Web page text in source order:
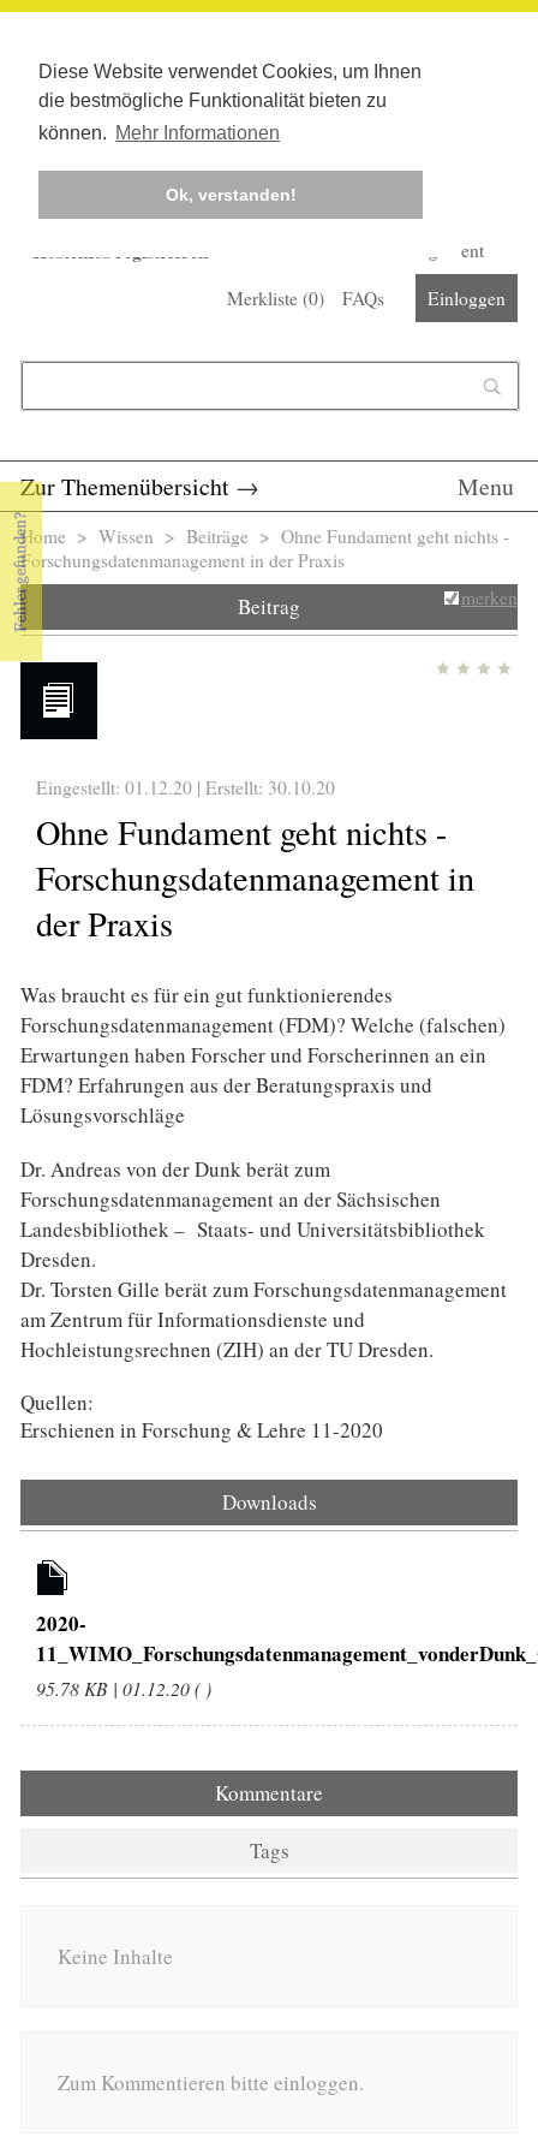
Diese Website verwendet Cookies, um Ihnen
die bestmögliche Funktionalität bieten zu
können. Mehr Informationen
Ok, verstanden!
Kostenlos registrieren
Corona-Management
Merkliste (0) FAQs Einloggen
Zur Themenübersicht → Menu
Sie sind hier
Home > Wissen > Beiträge > Ohne Fundament geht nichts -
Forschungsdatenmanagement in der Praxis
Beitrag merken
Eingestellt: 01.12.20 | Erstellt: 30.10.20
Ohne Fundament geht nichts -
Forschungsdatenmanagement in
der Praxis
Was braucht es für ein gut funktionierendes
Forschungsdatenmanagement (FDM)? Welche (falschen)
Erwartungen haben Forscher und Forscherinnen an ein
FDM? Erfahrungen aus der Beratungspraxis und
Lösungsvorschläge
Dr. Andreas von der Dunk berät zum
Forschungsdatenmanagement an der Sächsischen
Landesbibliothek – Staats- und Universitätsbibliothek
Dresden.
Dr. Torsten Gille berät zum Forschungsdatenmanagement
am Zentrum für Informationsdienste und
Hochleistungsrechnen (ZIH) an der TU Dresden.
Quellen:
Erschienen in Forschung & Lehre 11-2020
Downloads
2020-
95.78 KB | 01.12.20 ( )
Kommentare
Tags
Keine Inhalte
Zum Kommentieren bitte einloggen.